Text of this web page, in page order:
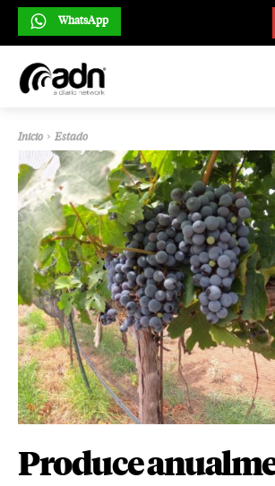
WhatsApp
Inicio Estado
Produce